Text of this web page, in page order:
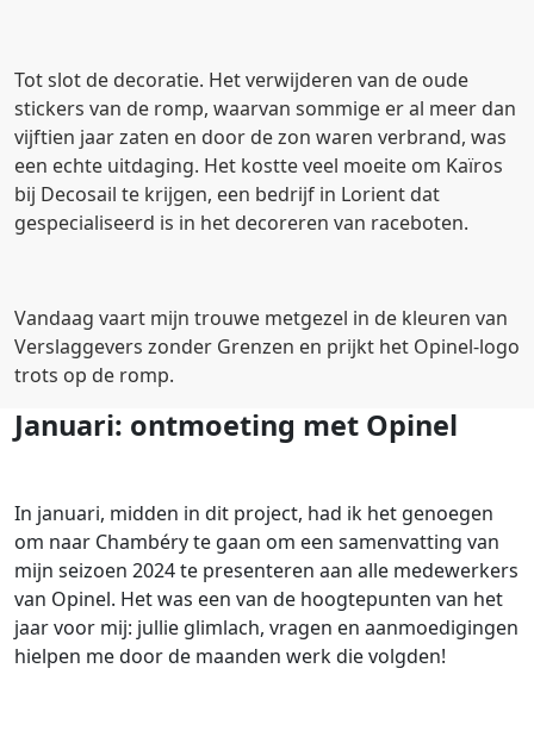
Tot slot de decoratie. Het verwijderen van de oude
stickers van de romp, waarvan sommige er al meer dan
vijftien jaar zaten en door de zon waren verbrand, was
een echte uitdaging. Het kostte veel moeite om Kaïros
bij Decosail te krijgen, een bedrijf in Lorient dat
gespecialiseerd is in het decoreren van raceboten.
Vandaag vaart mijn trouwe metgezel in de kleuren van
Verslaggevers zonder Grenzen en prijkt het Opinel-logo
trots op de romp.
Januari: ontmoeting met Opinel
In januari, midden in dit project, had ik het genoegen
om naar Chambéry te gaan om een samenvatting van
mijn seizoen 2024 te presenteren aan alle medewerkers
van Opinel. Het was een van de hoogtepunten van het
jaar voor mij: jullie glimlach, vragen en aanmoedigingen
hielpen me door de maanden werk die volgden!